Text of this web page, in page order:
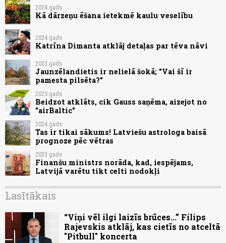
2024.gads
Kā dārzeņu ēšana ietekmē kaulu veselību
2024.gads
Katrīna Dimanta atklāj detaļas par tēva nāvi
2023.gads
Jaunzēlandietis ir nelielā šokā; "Vai šī ir
pamesta pilsēta?"
2025.gads
Beidzot atklāts, cik Gauss saņēma, aizejot no
"airBaltic"
2024.gads
Tas ir tikai sākums! Latviešu astrologa baisā
prognoze pēc vētras
2023.gads
Finanšu ministrs norāda, kad, iespējams,
Latvijā varētu tikt celti nodokļi
Lasītākais
“Viņi vēl ilgi laizīs brūces...” Filips
Rajevskis atklāj, kas cietīs no atceltā
"Pitbull" koncerta